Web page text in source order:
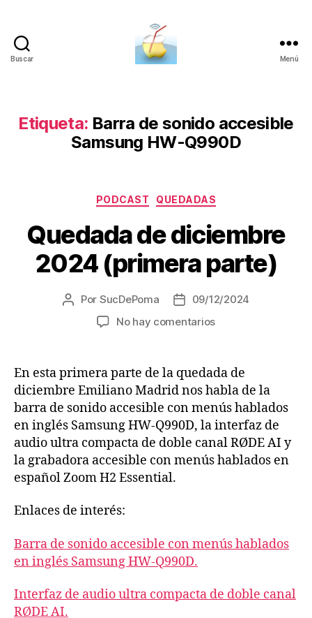
Buscar Menú
Etiqueta: Barra de sonido accesible
Samsung HW-Q990D
Categorías
PODCAST QUEDADAS
Quedada de diciembre
2024 (primera parte)
Autor
Por SucDePoma
Fecha09/12/2024
No hay comentariosen
diciembre
2024
(primera
parte)
En esta primera parte de la quedada de
diciembre Emiliano Madrid nos habla de la
barra de sonido accesible con menús hablados
en inglés Samsung HW-Q990D, la interfaz de
audio ultra compacta de doble canal RØDE AI y
la grabadora accesible con menús hablados en
español Zoom H2 Essential.
Enlaces de interés:
Barra de sonido accesible con menús hablados
en inglés Samsung HW-Q990D.
Interfaz de audio ultra compacta de doble canal
RØDE AI.